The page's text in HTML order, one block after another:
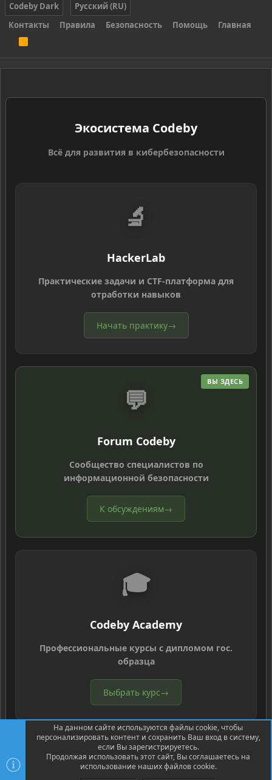
Codeby Dark
Русский (RU)
Контакты
Правила Безопасность Помощь Главная
S
Экосистема Codeby
Всё для развития в кибербезопасности
🔬
HackerLab
Практические задачи и CTF-платформа для
отработки навыков
Начать практику→
ВЫ ЗДЕСЬ
💬
Forum Codeby
Сообщество специалистов по
информационной безопасности
К обсуждениям→
🎓
Codeby Academy
Профессиональные курсы с дипломом гос.
образца
Выбрать курс→
Community platform by XenForo ® © 2010-2026 XenForo Ltd.
На данном сайте используются файлы cookie, чтобы
персонализировать контент и сохранить Ваш вход в систему,
если Вы зарегистрируетесь.
Продолжая использовать этот сайт, Вы соглашаетесь на
использование наших файлов cookie.